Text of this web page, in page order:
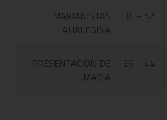
MARIANISTAS
AHALEGINA
34 – 52
PRESENTACION DE
MARIA
26 – 44